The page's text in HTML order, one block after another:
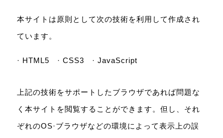
本サイトは原則として次の技術を利用して作成され
ています。
· HTML5 · CSS3 · JavaScript
上記の技術をサポートしたブラウザであれば問題な
く本サイトを閲覧することができます。但し、それ
ぞれのOS·ブラウザなどの環境によって表示上の誤